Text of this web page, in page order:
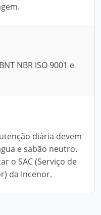
NBR ISO 9001 e
diária devem
e sabão neutro.
o SAC (Serviço de
da Incenor.